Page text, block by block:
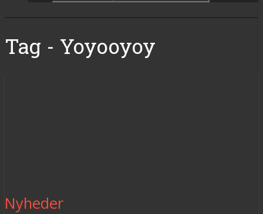
Tag - Yoyooyoy
Nyheder